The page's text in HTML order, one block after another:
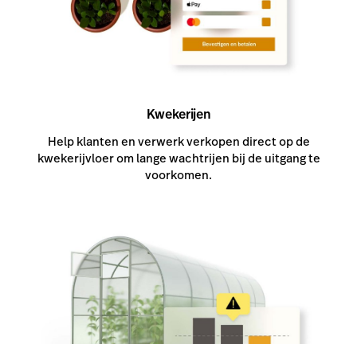
Kwekerijen
Help klanten en verwerk verkopen direct op de
kwekerijvloer om lange wachtrijen bij de uitgang te
voorkomen.